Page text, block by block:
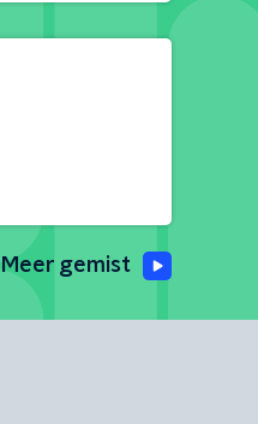
Meer gemist